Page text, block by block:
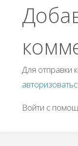
Для отправки
Войти с